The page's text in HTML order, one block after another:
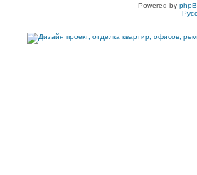
Powered by